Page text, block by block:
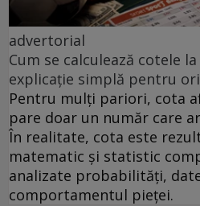
advertorial
Cum se calculează cotele
explicație simplă pentru
Pentru mulți pariori, cota
pare doar un număr care
În realitate, cota este
matematic și statistic
analizate probabilități,
comportamentul pieței.